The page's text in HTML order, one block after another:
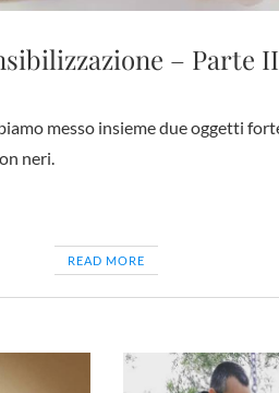
– Parte II
neri.
READ MORE